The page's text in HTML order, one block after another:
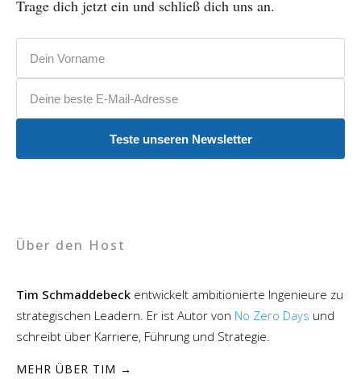
Trage dich jetzt ein und schließ dich uns an.
Teste unseren Newsletter
Über den Host
Tim Schmaddebeck entwickelt ambitionierte Ingenieure zu
strategischen Leadern. Er ist Autor von No Zero Days und
schreibt über Karriere, Führung und Strategie.
MEHR ÜBER TIM →